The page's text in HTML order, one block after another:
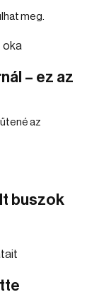
meg.
– ez az
az
buszok